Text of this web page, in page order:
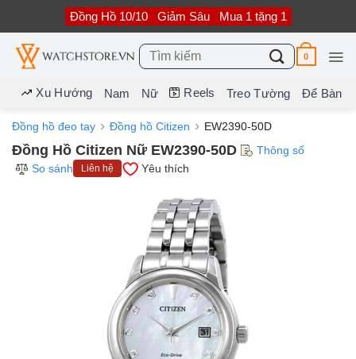
nội
dung
Đồng Hồ 10/10 Giảm Sâu Mua 1 tặng 1
Tìm
kiếm:
0
Xu Hướng Nam Nữ Reels Treo Tường Để Bàn
Đồng hồ đeo tay Đồng hồ Citizen EW2390-50D
Đồng Hồ Citizen Nữ EW2390-50D
Thông số
So sánh
Liên hệ Yêu thích